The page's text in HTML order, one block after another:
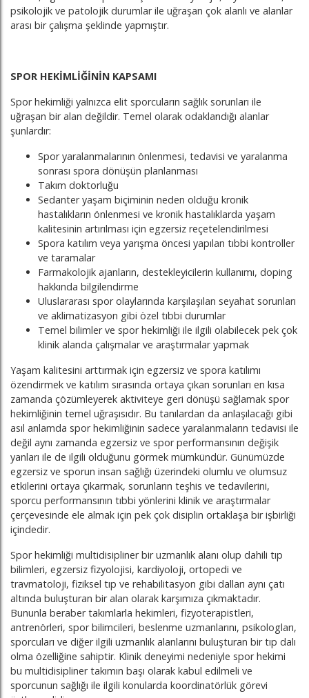
psikolojik ve patolojik durumlar ile uğraşan çok alanlı ve alanlar
arası bir çalışma şeklinde yapmıştır.
SPOR HEKİMLİĞİNİN KAPSAMI
Spor hekimliği yalnızca elit sporcuların sağlık sorunları ile
uğraşan bir alan değildir. Temel olarak odaklandığı alanlar
şunlardır:
Spor yaralanmalarının önlenmesi, tedavisi ve yaralanma
sonrası spora dönüşün planlanması
Takım doktorluğu
Sedanter yaşam biçiminin neden olduğu kronik
hastalıkların önlenmesi ve kronik hastalıklarda yaşam
kalitesinin artırılması için egzersiz reçetelendirilmesi
Spora katılım veya yarışma öncesi yapılan tıbbi kontroller
ve taramalar
Farmakolojik ajanların, destekleyicilerin kullanımı, doping
hakkında bilgilendirme
Uluslararası spor olaylarında karşılaşılan seyahat sorunları
ve aklimatizasyon gibi özel tıbbi durumlar
Temel bilimler ve spor hekimliği ile ilgili olabilecek pek çok
klinik alanda çalışmalar ve araştırmalar yapmak
Yaşam kalitesini arttırmak için egzersiz ve spora katılımı
özendirmek ve katılım sırasında ortaya çıkan sorunları en kısa
zamanda çözümleyerek aktiviteye geri dönüşü sağlamak spor
hekimliğinin temel uğraşısıdır. Bu tanılardan da anlaşılacağı gibi
asıl anlamda spor hekimliğinin sadece yaralanmaların tedavisi ile
değil aynı zamanda egzersiz ve spor performansının değişik
yanları ile de ilgili olduğunu görmek mümkündür. Günümüzde
egzersiz ve sporun insan sağlığı üzerindeki olumlu ve olumsuz
etkilerini ortaya çıkarmak, sorunların teşhis ve tedavilerini,
sporcu performansının tıbbi yönlerini klinik ve araştırmalar
çerçevesinde ele almak için pek çok disiplin ortaklaşa bir işbirliği
içindedir.
Spor hekimliği multidisipliner bir uzmanlık alanı olup dahili tıp
bilimleri, egzersiz fizyolojisi, kardiyoloji, ortopedi ve
travmatoloji, fiziksel tıp ve rehabilitasyon gibi dalları aynı çatı
altında buluşturan bir alan olarak karşımıza çıkmaktadır.
Bununla beraber takımlarla hekimleri, fizyoterapistleri,
antrenörleri, spor bilimcileri, beslenme uzmanlarını, psikologları,
sporcuları ve diğer ilgili uzmanlık alanlarını buluşturan bir tıp dalı
olma özelliğine sahiptir. Klinik deneyimi nedeniyle spor hekimi
bu multidisipliner takımın başı olarak kabul edilmeli ve
sporcunun sağlığı ile ilgili konularda koordinatörlük görevi